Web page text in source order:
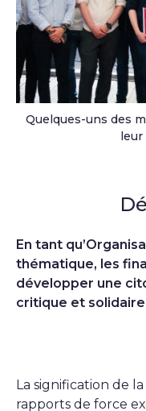
Quelques-uns des
leur
En tant
thématique, les
développer une
critique et
La signification de
rapports de force